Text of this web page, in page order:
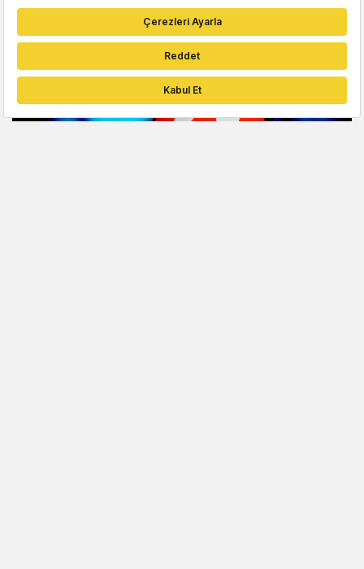
Gözde Ulukan